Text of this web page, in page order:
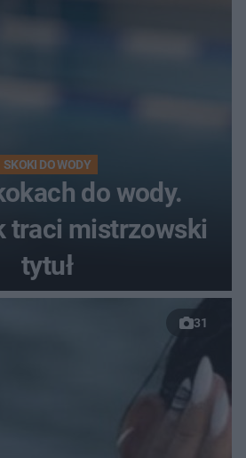
SKOKI DO WODY
do wody.
traci mistrzowski
tytuł
31